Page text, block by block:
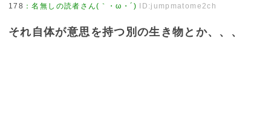
178 ：名無しの読者さん(｀・ω・´) ID:jumpmatome2ch
それ自体が意思を持つ別の生き物とか、、、